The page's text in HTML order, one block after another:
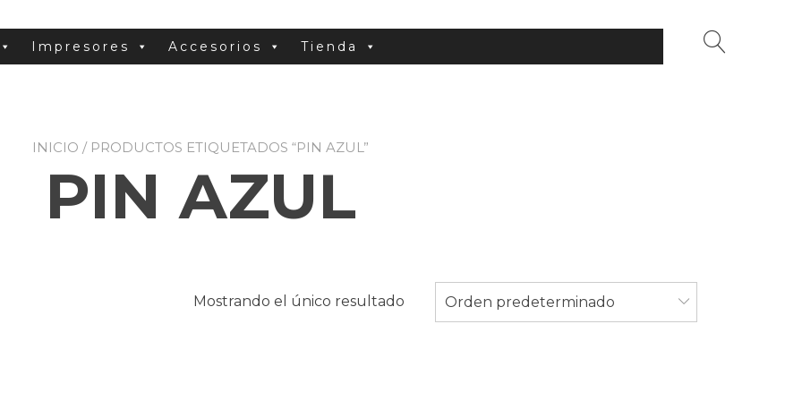
Impresores Accesorios Tienda
INICIO / PRODUCTOS ETIQUETADOS “PIN AZUL”
PIN AZUL
Mostrando el único resultado Orden predeterminado